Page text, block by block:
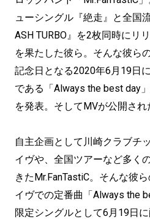
ューシングル『絶走』と全国
ASH TURBO』を2枚同時にリ
を果たした彼ら。そんな彼ら
記念日となる2020年6月19日
である「Always the best day
を発表。そしてMVが公開され
自主企画として川崎クラブチ
イヴや、全国ツアーなど多く
きたMr.FanTastiC。そんな彼
イヴでの定番曲「Always the
限定シングルとして6月19日